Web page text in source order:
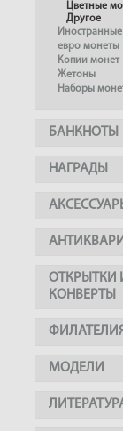
Цветные
Другое
евро монеты
Копии монет
Жетоны
Наборы
БАНКНОТЫ
НАГРАДЫ
ОТКРЫТКИ
КОНВЕРТЫ
МОДЕЛИ